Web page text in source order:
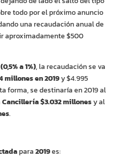
todo por el próximo anuncio
una recaudación anual de
aproximadamente $500
a 1%), la recaudación se va
millones en 2019y $4.995
forma, se destinaría en 2019 al
Cancillería $3.032 millonesy al
.
para2019es: